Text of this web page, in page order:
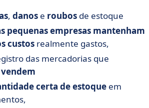
, danos e roubos de estoque
pequenas empresas mantenham
custos realmente gastos,
das mercadorias que
vendem
certa de estoque em